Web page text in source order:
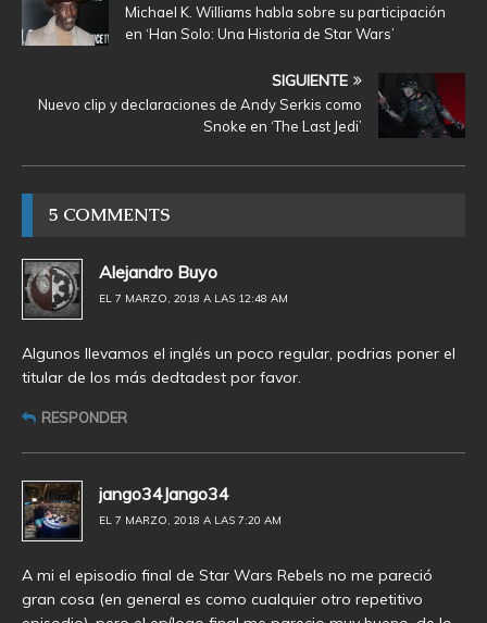
Michael K. Williams habla sobre su participación
en ‘Han Solo: Una Historia de Star Wars’
SIGUIENTE
Nuevo clip y declaraciones de Andy Serkis como
Snoke en ‘The Last Jedi’
5 COMMENTS
Alejandro Buyo
EL 7 MARZO, 2018 A LAS 12:48 AM
Algunos llevamos el inglés un poco regular, podrias poner el
titular de los más dedtadest por favor.
RESPONDER
jango34Jango34
EL 7 MARZO, 2018 A LAS 7:20 AM
A mi el episodio final de Star Wars Rebels no me pareció
gran cosa (en general es como cualquier otro repetitivo